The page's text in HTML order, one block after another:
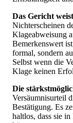
Das Gericht
Nichterscheinen
Klageabweisung
Bemerkenswert
formal, sondern
Selbst wenn die
Klage keinen
Die
Versäumnisurteil
Bestätigung. Es
haltlos, dass sie